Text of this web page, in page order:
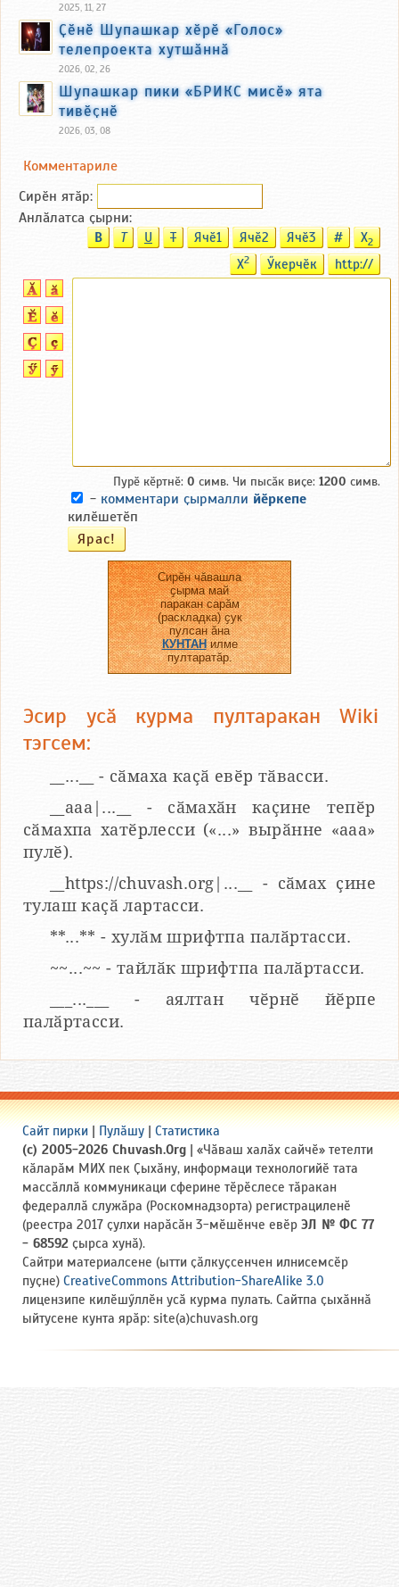
2025, 11, 27
Ҫӗнӗ Шупашкар хӗрӗ «Голос»
телепроекта хутшӑннӑ
2026, 02, 26
Шупашкар пики «БРИКС мисӗ» ята
тивӗҫнӗ
2026, 03, 08
Комментариле
Сирӗн ятӑp:
Анлӑлатса ҫырни:
B T U T Ячӗ1 Ячӗ2 Ячӗ3 # X2
X2 Ӳкерчӗк http://
Пурӗ кӗртнӗ: 0 симв. Чи пысӑк виҫе: 1200 симв.
- комментари ҫырмалли йӗркепе
килӗшетӗп
Сирӗн чӑвашла
ҫырма май
паракан сарӑм
(раскладка) ҫук
пулсан ӑна
КУНТАНилме
пултаратӑр.
Эсир усӑ курма пултаракан Wiki
тэгсем:
__...__ - сӑмаха каҫӑ евӗр тӑвасси.
__aaa|...__ - сӑмахӑн каҫине тепӗр
сӑмахпа хатӗрлесси («...» вырӑнне «ааа»
пулӗ).
__https://chuvash.org|...__ - сӑмах ҫине
тулаш каҫӑ лартасси.
**...** - хулӑм шрифтпа палӑртасси.
~~...~~ - тайлӑк шрифтпа палӑртасси.
___...___ - аялтан чӗрнӗ йӗрпе
палӑртасси.
Сайт пирки | Пулӑшу | Статистика
(c) 2005-2026 Chuvash.Org | «Чӑваш халӑх сайчӗ» тетелти
кӑларӑм МИХ пек Ҫыхӑну, информаци технологийӗ тата
массӑллӑ коммуникаци сферине тӗрӗслесе тӑракан
федераллӑ служӑра (Роскомнадзорта) регистрациленӗ
(реестра 2017 ҫулхи нарӑсӑн 3-мӗшӗнче евӗр ЭЛ № ФС 77
- 68592 ҫырса хунӑ).
Сайтри материалсене (ытти ҫӑлкуҫсенчен илнисемсӗр
пуҫне) CreativeCommons Attribution-ShareAlike 3.0
лицензипе килӗшӳллӗн усӑ курма пулать. Сайтпа ҫыхӑннӑ
ыйтусене кунта ярӑр: site(a)chuvash.org